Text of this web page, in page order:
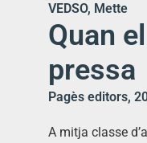
VEDSO, Mette
Quan
pressa
Pagès editors,
A mitja classe